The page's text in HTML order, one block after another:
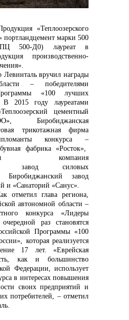
50
портландцемент марки 500
(ПЦ 500-Д0) лауреат в
производственно-
Левинталь вручил награды
– победителями
«100 лучших
В 2015 году лауреатами
цементный
Биробиджанская
трикотажная фирма
конкурса –
фабрика «Росток»,
компания
завод силовых
Биробиджанский завод
и «Санаторий «Санус».
отметил глава региона,
автономной области –
конкурса «Лидеры
раз становятся
Программы «100
которая реализуется
17 лет. «Еврейская
как и большинство
Федерации, использует
в интересах повышения
своих предприятий и
потребителей, –отметил